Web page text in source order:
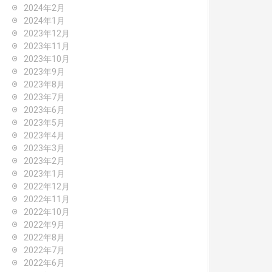
2024年2月
2024年1月
2023年12月
2023年11月
2023年10月
2023年9月
2023年8月
2023年7月
2023年6月
2023年5月
2023年4月
2023年3月
2023年2月
2023年1月
2022年12月
2022年11月
2022年10月
2022年9月
2022年8月
2022年7月
2022年6月